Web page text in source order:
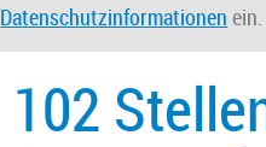
Datenschutzinformationen ein.
102